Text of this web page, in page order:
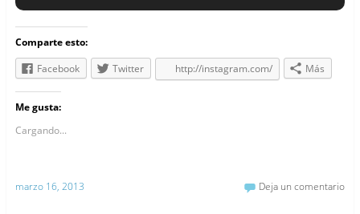
Comparte esto:
Facebook
Twitter http://instagram.com/ Más
Me gusta:
Cargando...
marzo 16, 2013 Deja un comentario